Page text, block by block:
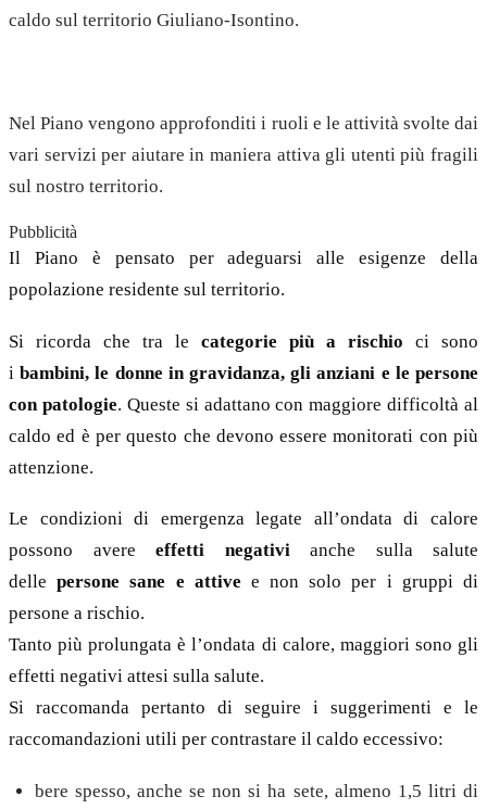
caldo sul territorio Giuliano-Isontino.
Nel Piano vengono approfonditi i ruoli e le attività svolte dai
vari servizi per aiutare in maniera attiva gli utenti più fragili
sul nostro territorio.
Pubblicità
Il Piano è pensato per adeguarsi alle esigenze della
popolazione residente sul territorio.
Si ricorda che tra le categorie più a rischio ci sono
i bambini, le donne in gravidanza, gli anziani e le persone
con patologie. Queste si adattano con maggiore difficoltà al
caldo ed è per questo che devono essere monitorati con più
attenzione.
Le condizioni di emergenza legate all’ondata di calore
possono avere effetti negativianche sulla salute
dellepersone sane e attive e non solo per i gruppi di
persone a rischio.
Tanto più prolungata è l’ondata di calore, maggiori sono gli
effetti negativi attesi sulla salute.
Si raccomanda pertanto di seguire i suggerimenti e le
raccomandazioni utili per contrastare il caldo eccessivo:
bere spesso, anche se non si ha sete, almeno 1,5 litri di